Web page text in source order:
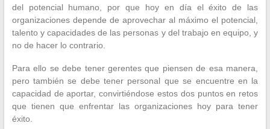
del potencial humano, por que hoy en día el éxito de las
organizaciones depende de aprovechar al máximo el potencial,
talento y capacidades de las personas y del trabajo en equipo, y
no de hacer lo contrario.
Para ello se debe tener gerentes que piensen de esa manera,
pero también se debe tener personal que se encuentre en la
capacidad de aportar, convirtiéndose estos dos puntos en retos
que tienen que enfrentar las organizaciones hoy para tener
éxito.